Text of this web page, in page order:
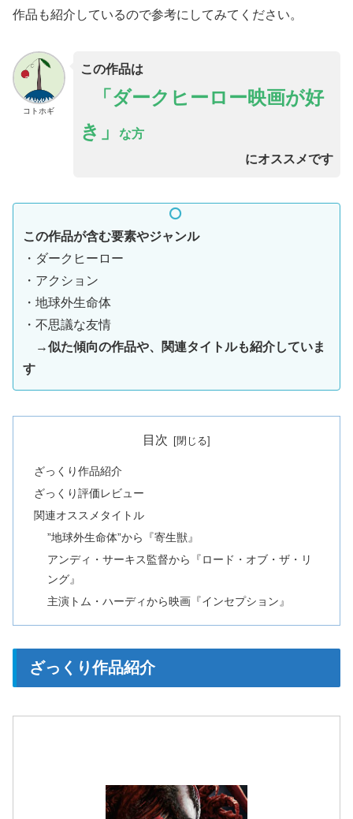
作品も紹介しているので参考にしてみてください。
コトホギ
この作品は
「ダークヒーロー映画が好
き」
な方
にオススメです
この作品が含む要素やジャンル
・ダークヒーロー
・アクション
・地球外生命体
・不思議な友情
→似た傾向の作品や、関連タイトルも紹介していま
す
目次
ざっくり作品紹介
ざっくり評価レビュー
関連オススメタイトル
”地球外生命体”から『寄生獣』
アンディ・サーキス監督から『ロード・オブ・ザ・リ
ング』
主演トム・ハーディから映画『インセプション』
ざっくり作品紹介